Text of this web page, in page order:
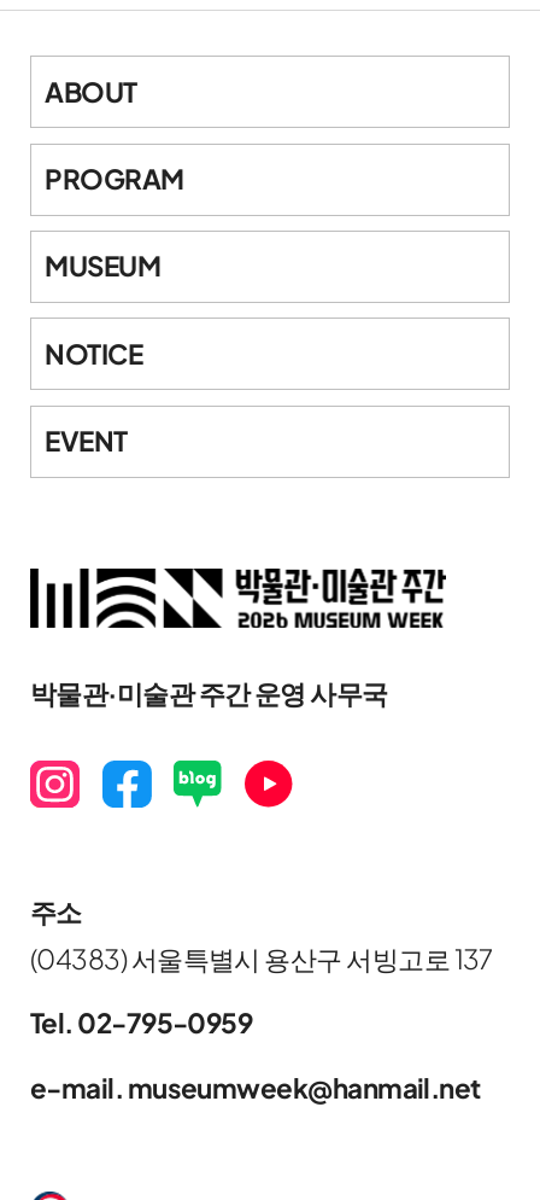
ABOUT
PROGRAM
MUSEUM
NOTICE
EVENT
박물관·미술관 주간 운영 사무국
주소
(04383) 서울특별시 용산구 서빙고로 137
Tel. 02-795-0959
e-mail. museumweek@hanmail.net